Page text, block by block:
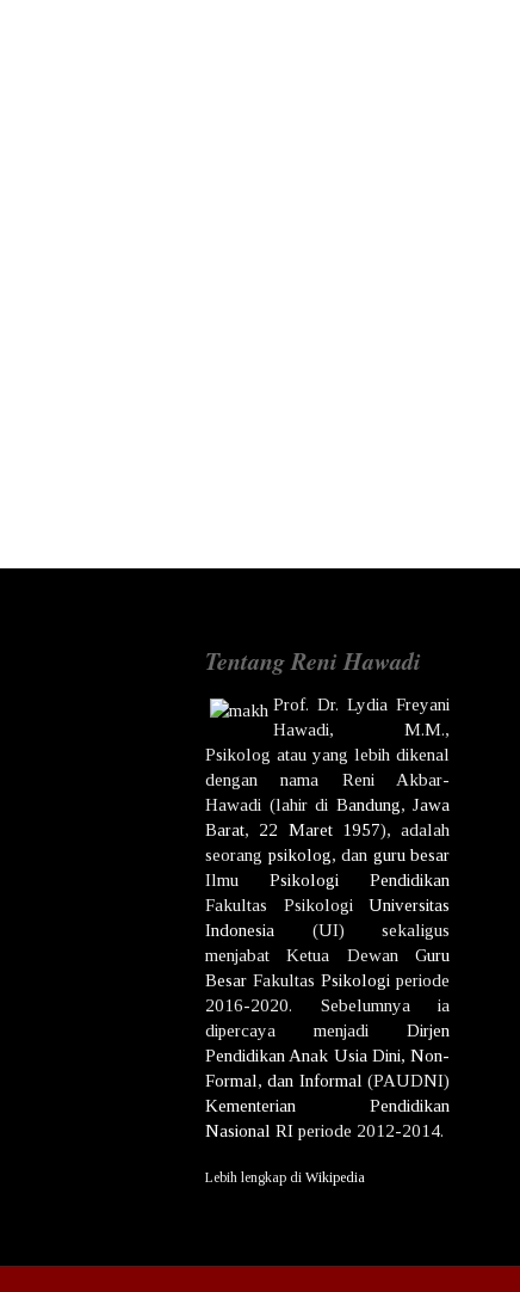
Tentang Reni Hawadi
Prof. Dr. Lydia Freyani
Hawadi, M.M.,
Psikolog atau yang lebih dikenal
dengan nama Reni Akbar-
Hawadi (lahir di Bandung, Jawa
Barat, 22 Maret 1957), adalah
seorang psikolog, dan guru besar
Ilmu Psikologi
Pendidikan
Fakultas Psikologi Universitas
Indonesia (UI) sekaligus
menjabat Ketua Dewan Guru
Besar Fakultas Psikologi periode
2016-2020. Sebelumnya ia
dipercaya menjadi Dirjen
Pendidikan Anak Usia Dini, Non-
Formal, dan Informal (PAUDNI)
Kementerian Pendidikan
Nasional RI periode 2012-2014.
Lebih lengkap di Wikipedia